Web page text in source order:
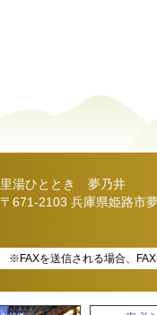
里湯ひととき 夢乃井
〒671-2103 兵庫県姫路市
※FAXを送信される場合、